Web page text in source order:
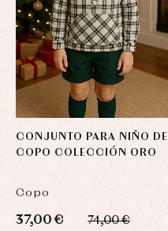
CONJUNTO PARA NIÑO DE
COPO COLECCIÓN ORO
Copo
37,00 € 74,00 €